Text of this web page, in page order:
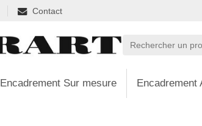
Contact
Encadrement Sur mesure Encadrement